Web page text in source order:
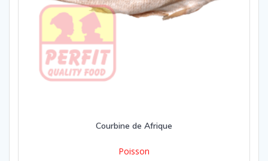
Courbine de Afrique
Poisson